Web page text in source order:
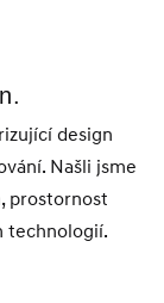
design
Našli jsme
prostornost
technologií.